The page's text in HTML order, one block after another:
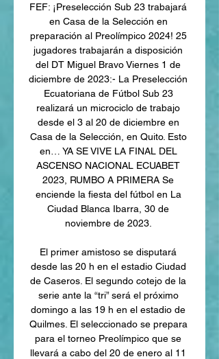
FEF: ¡Preselección Sub 23 trabajará
en Casa de la Selección en
preparación al Preolímpico 2024! 25
jugadores trabajarán a disposición
del DT Miguel Bravo Viernes 1 de
diciembre de 2023:- La Preselección
Ecuatoriana de Fútbol Sub 23
realizará un microciclo de trabajo
desde el 3 al 20 de diciembre en
Casa de la Selección, en Quito. Esto
en… YA SE VIVE LA FINAL DEL
ASCENSO NACIONAL ECUABET
2023, RUMBO A PRIMERA Se
enciende la fiesta del fútbol en La
Ciudad Blanca Ibarra, 30 de
noviembre de 2023.
El primer amistoso se disputará
desde las 20 h en el estadio Ciudad
de Caseros. El segundo cotejo de la
serie ante la “tri” será el próximo
domingo a las 19 h en el estadio de
Quilmes. El seleccionado se prepara
para el torneo Preolímpico que se
llevará a cabo del 20 de enero al 11